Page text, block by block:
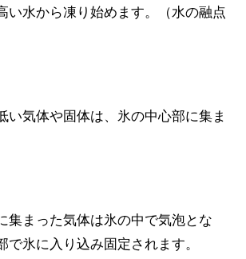
い水から凍り始めます。（水の融点
い気体や固体は、氷の中心部に集ま
集まった気体は氷の中で気泡とな
で氷に入り込み固定されます。